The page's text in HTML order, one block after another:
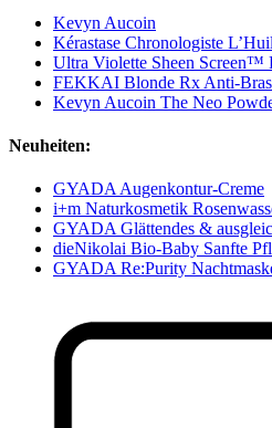
Kevyn Aucoin
Kérastase Chronologiste
Ultra Violette Sheen
FEKKAI Blonde Rx Anti-
Kevyn Aucoin The Neo
Neuheiten:
GYADA Augenkontur-Creme
i+m Naturkosmetik
GYADA Glättendes &
dieNikolai Bio-Baby Sanfte
GYADA Re:Purity